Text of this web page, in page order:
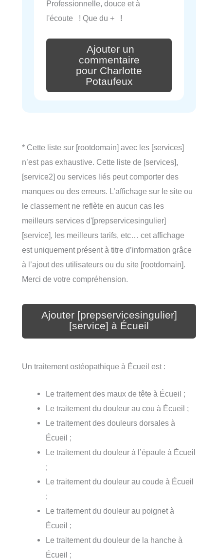
Professionnelle, douce et à
l'écoute ! Que du + !
Ajouter un
commentaire
pour Charlotte
Potaufeux
* Cette liste sur [rootdomain] avec les [services]
n’est pas exhaustive. Cette liste de [services],
[service2] ou services liés peut comporter des
manques ou des erreurs. L’affichage sur le site ou
le classement ne reflète en aucun cas les
meilleurs services d'[prepservicesingulier]
[service], les meilleurs tarifs, etc… cet affichage
est uniquement présent à titre d’information grâce
à l’ajout des utilisateurs ou du site [rootdomain].
Merci de votre compréhension.
Ajouter [prepservicesingulier]
[service] à Écueil
Un traitement ostéopathique à Écueil est :
Le traitement des maux de tête à Écueil ;
Le traitement du douleur au cou à Écueil ;
Le traitement des douleurs dorsales à
Écueil ;
Le traitement du douleur à l’épaule à Écueil
;
Le traitement du douleur au coude à Écueil
;
Le traitement du douleur au poignet à
Écueil ;
Le traitement du douleur de la hanche à
Écueil ;